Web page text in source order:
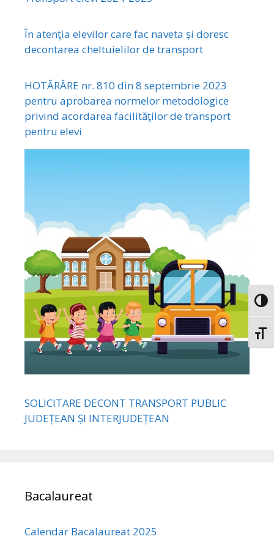
În atenţia elevilor care fac naveta și doresc
decontarea cheltuielilor de transport
HOTĂRÂRE nr. 810 din 8 septembrie 2023
pentru aprobarea normelor metodologice
privind acordarea facilităţilor de transport
pentru elevi
SOLICITARE DECONT TRANSPORT PUBLIC
JUDEȚEAN ȘI INTERJUDEȚEAN
Bacalaureat
Calendar Bacalaureat 2025